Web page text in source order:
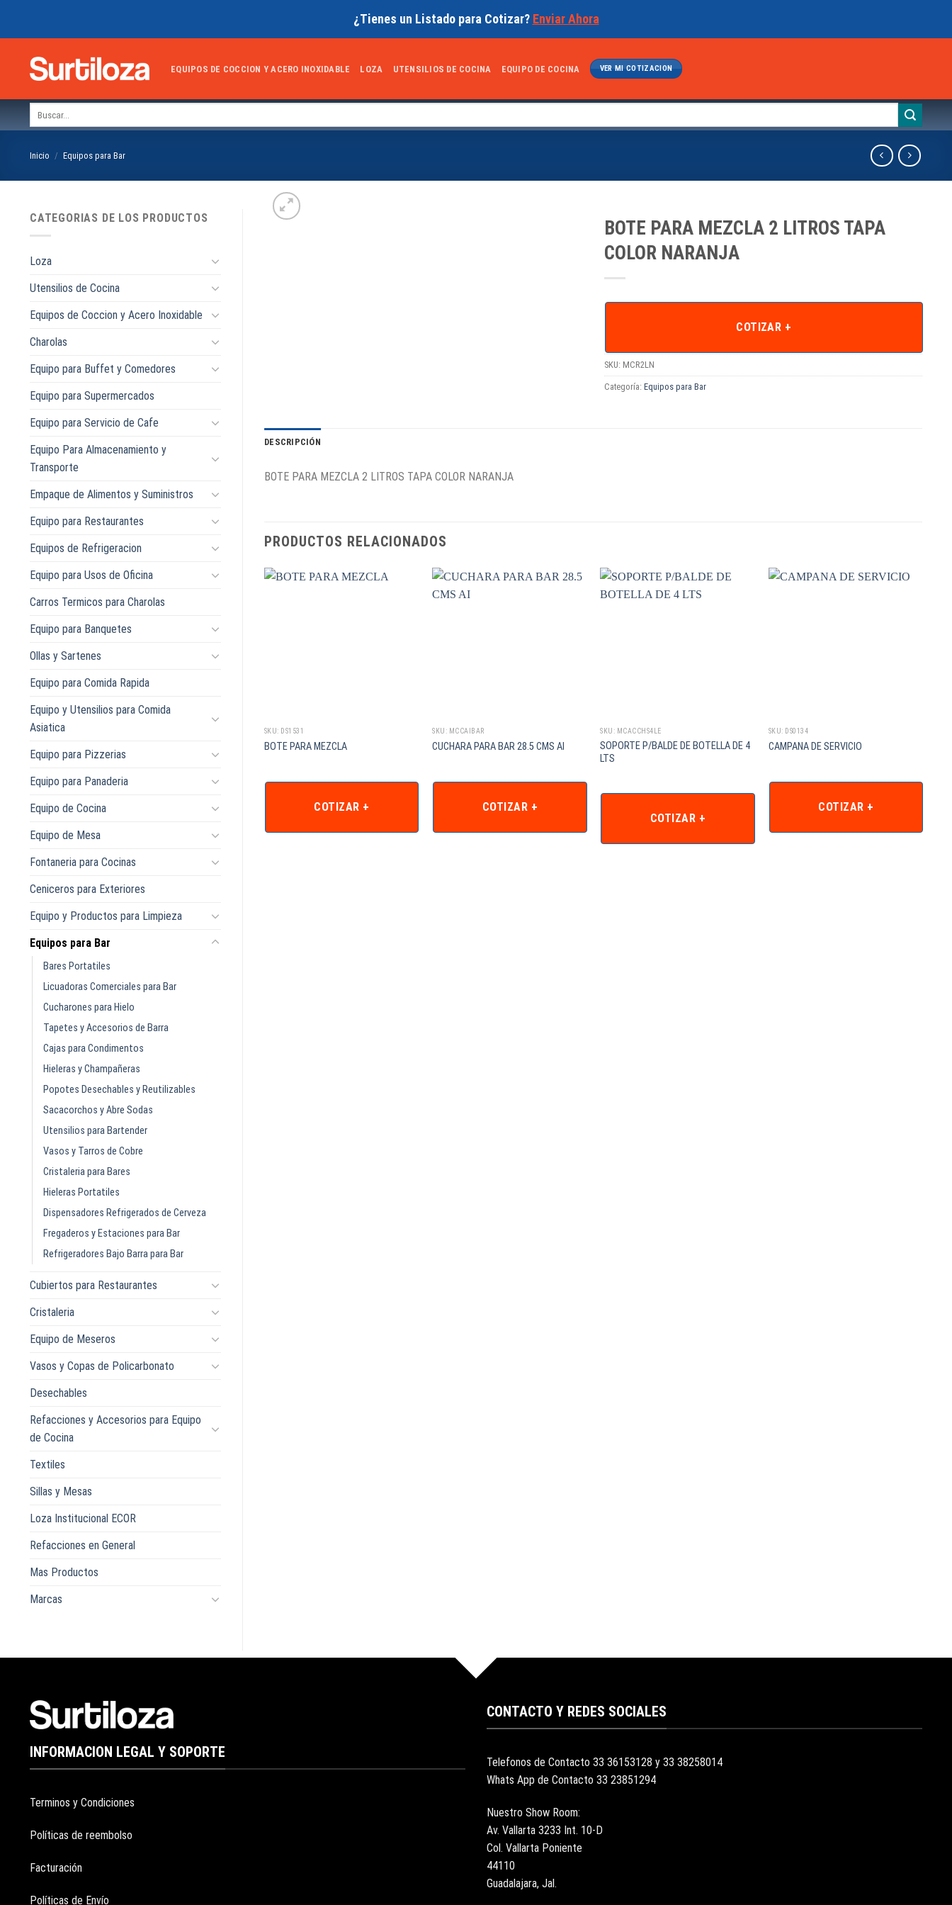
¿Tienes un Listado para Cotizar? Enviar Ahora
EQUIPOS DE COCCION Y ACERO INOXIDABLE LOZA UTENSILIOS DE COCINA EQUIPO DE COCINA VER MI COTIZACION
Inicio / Equipos para Bar
CATEGORIAS DE LOS PRODUCTOS
Loza
Utensilios de Cocina
Equipos de Coccion y Acero Inoxidable
Charolas
Equipo para Buffet y Comedores
Equipo para Supermercados
Equipo para Servicio de Cafe
Equipo Para Almacenamiento y
Transporte
Empaque de Alimentos y Suministros
Equipo para Restaurantes
Equipos de Refrigeracion
Equipo para Usos de Oficina
Carros Termicos para Charolas
Equipo para Banquetes
Ollas y Sartenes
Equipo para Comida Rapida
Equipo y Utensilios para Comida
Asiatica
Equipo para Pizzerias
Equipo para Panaderia
Equipo de Cocina
Equipo de Mesa
Fontaneria para Cocinas
Ceniceros para Exteriores
Equipo y Productos para Limpieza
Equipos para Bar
Bares Portatiles
Licuadoras Comerciales para Bar
Cucharones para Hielo
Tapetes y Accesorios de Barra
Cajas para Condimentos
Hieleras y Champañeras
Popotes Desechables y Reutilizables
Sacacorchos y Abre Sodas
Utensilios para Bartender
Vasos y Tarros de Cobre
Cristaleria para Bares
Hieleras Portatiles
Dispensadores Refrigerados de Cerveza
Fregaderos y Estaciones para Bar
Refrigeradores Bajo Barra para Bar
Cubiertos para Restaurantes
Cristaleria
Equipo de Meseros
Vasos y Copas de Policarbonato
Desechables
Refacciones y Accesorios para Equipo
de Cocina
Textiles
Sillas y Mesas
Loza Institucional ECOR
Refacciones en General
Mas Productos
Marcas
BOTE PARA MEZCLA 2 LITROS TAPA
COLOR NARANJA
COTIZAR +
SKU: MCR2LN
Categoría: Equipos para Bar
DESCRIPCIÓN
BOTE PARA MEZCLA 2 LITROS TAPA COLOR NARANJA
PRODUCTOS RELACIONADOS
SKU: DS1531
BOTE PARA MEZCLA
COTIZAR +
SKU: MCCAIBAR
CUCHARA PARA BAR 28.5 CMS AI
COTIZAR +
SKU: MCACCHS4LE
SOPORTE P/BALDE DE BOTELLA DE 4
LTS
COTIZAR +
SKU: DS0134
CAMPANA DE SERVICIO
COTIZAR +
+
INFORMACION LEGAL Y SOPORTE
Terminos y Condiciones
Políticas de reembolso
Facturación
Políticas de Envío
CONTACTO Y REDES SOCIALES
Telefonos de Contacto 33 36153128 y 33 38258014
Whats App de Contacto 33 23851294
Nuestro Show Room:
Av. Vallarta 3233 Int. 10-D
Col. Vallarta Poniente
44110
Guadalajara, Jal.